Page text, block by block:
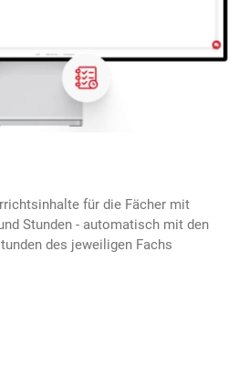
für die Fächer mit
Stunden - automatisch mit den
des jeweiligen Fachs